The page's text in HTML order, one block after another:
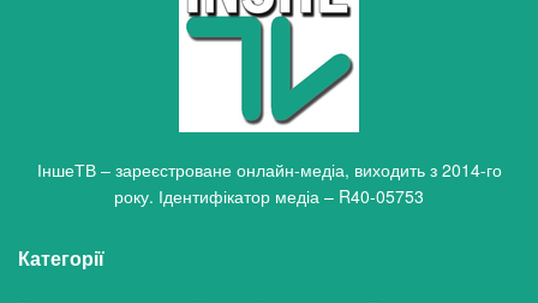
ІншеТВ – зареєстроване онлайн-медіа, виходить з 2014-го
року. Ідентифікатор медіа – R40-05753
Категорії